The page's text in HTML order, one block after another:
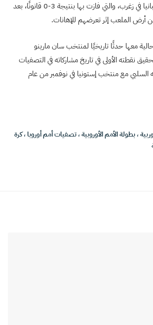
شهدتها مباراتها أمام ألبانيا في زغرب، والتي فازت بها بنتيجة 3-0 قانونًا، بعد
أرض الملعب إثر تعرضهم للإهانات.
معها حدثًا تاريخيًا لمنتخب سان مارينو
نقطته الأولى في تاريخ مشاركاته في التصفيات
السلبي مع منتخب إستونيا في نوفمبر من عام
،بطولة الأمم الأوروبية،تصفيات أمم أوروبا،كرة